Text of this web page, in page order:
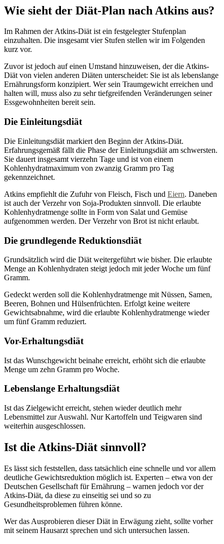
Wie sieht der Diät-Plan nach Atkins aus?
Im Rahmen der Atkins-Diät ist ein festgelegter Stufenplan
einzuhalten. Die insgesamt vier Stufen stellen wir im Folgenden
kurz vor.
Zuvor ist jedoch auf einen Umstand hinzuweisen, der die Atkins-
Diät von vielen anderen Diäten unterscheidet: Sie ist als lebenslange
Ernährungsform konzipiert. Wer sein Traumgewicht erreichen und
halten will, muss also zu sehr tiefgreifenden Veränderungen seiner
Essgewohnheiten bereit sein.
Die Einleitungsdiät
Die Einleitungsdiät markiert den Beginn der Atkins-Diät.
Erfahrungsgemäß fällt die Phase der Einleitungsdiät am schwersten.
Sie dauert insgesamt vierzehn Tage und ist von einem
Kohlenhydratmaximum von zwanzig Gramm pro Tag
gekennzeichnet.
Atkins empfiehlt die Zufuhr von Fleisch, Fisch und Eiern. Daneben
ist auch der Verzehr von Soja-Produkten sinnvoll. Die erlaubte
Kohlenhydratmenge sollte in Form von Salat und Gemüse
aufgenommen werden. Der Verzehr von Brot ist nicht erlaubt.
Die grundlegende Reduktionsdiät
Grundsätzlich wird die Diät weitergeführt wie bisher. Die erlaubte
Menge an Kohlenhydraten steigt jedoch mit jeder Woche um fünf
Gramm.
Gedeckt werden soll die Kohlenhydratmenge mit Nüssen, Samen,
Beeren, Bohnen und Hülsenfrüchten. Erfolgt keine weitere
Gewichtsabnahme, wird die erlaubte Kohlenhydratmenge wieder
um fünf Gramm reduziert.
Vor-Erhaltungsdiät
Ist das Wunschgewicht beinahe erreicht, erhöht sich die erlaubte
Menge um zehn Gramm pro Woche.
Lebenslange Erhaltungsdiät
Ist das Zielgewicht erreicht, stehen wieder deutlich mehr
Lebensmittel zur Auswahl. Nur Kartoffeln und Teigwaren sind
weiterhin ausgeschlossen.
Ist die Atkins-Diät sinnvoll?
Es lässt sich feststellen, dass tatsächlich eine schnelle und vor allem
deutliche Gewichtsreduktion möglich ist. Experten – etwa von der
Deutschen Gesellschaft für Ernährung – warnen jedoch vor der
Atkins-Diät, da diese zu einseitig sei und so zu
Gesundheitsproblemen führen könne.
Wer das Ausprobieren dieser Diät in Erwägung zieht, sollte vorher
mit seinem Hausarzt sprechen und sich untersuchen lassen.